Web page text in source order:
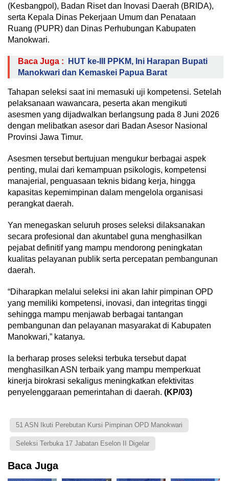
(Kesbangpol), Badan Riset dan Inovasi Daerah (BRIDA),
serta Kepala Dinas Pekerjaan Umum dan Penataan
Ruang (PUPR) dan Dinas Perhubungan Kabupaten
Manokwari.
Baca Juga :
HUT ke-III PPKM, Ini Harapan Bupati
Manokwari dan Kemaskei Papua Barat
Tahapan seleksi saat ini memasuki uji kompetensi. Setelah
pelaksanaan wawancara, peserta akan mengikuti
asesmen yang dijadwalkan berlangsung pada 8 Juni 2026
dengan melibatkan asesor dari Badan Asesor Nasional
Provinsi Jawa Timur.
Asesmen tersebut bertujuan mengukur berbagai aspek
penting, mulai dari kemampuan psikologis, kompetensi
manajerial, penguasaan teknis bidang kerja, hingga
kapasitas kepemimpinan dalam mengelola organisasi
perangkat daerah.
Yan menegaskan seluruh proses seleksi dilaksanakan
secara profesional dan akuntabel guna menghasilkan
pejabat definitif yang mampu mendorong peningkatan
kualitas pelayanan publik serta percepatan pembangunan
daerah.
“Diharapkan melalui seleksi ini akan lahir pimpinan OPD
yang memiliki kompetensi, inovasi, dan integritas tinggi
sehingga mampu menjawab berbagai tantangan
pembangunan dan pelayanan masyarakat di Kabupaten
Manokwari,” katanya.
Ia berharap proses seleksi terbuka tersebut dapat
menghasilkan ASN terbaik yang mampu memperkuat
kinerja birokrasi sekaligus meningkatkan efektivitas
penyelenggaraan pemerintahan di daerah. (KP/03)
51 ASN Ikuti Perebutan Kursi Pimpinan OPD Manokwari
Seleksi Terbuka 17 Jabatan Eselon II Digelar
Baca Juga